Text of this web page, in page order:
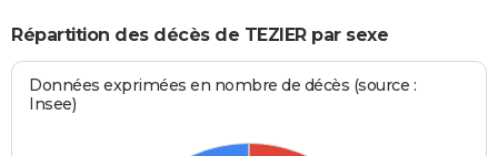
Répartition des décès de TEZIER par sexe
Données exprimées en nombre de décès (source :
Insee)